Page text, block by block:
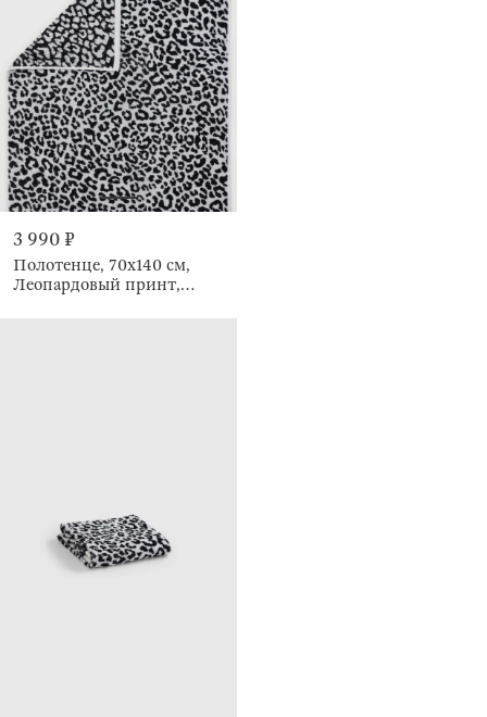
3 990 ₽
Полотенце, 70х140 см,
Леопардовый принт,